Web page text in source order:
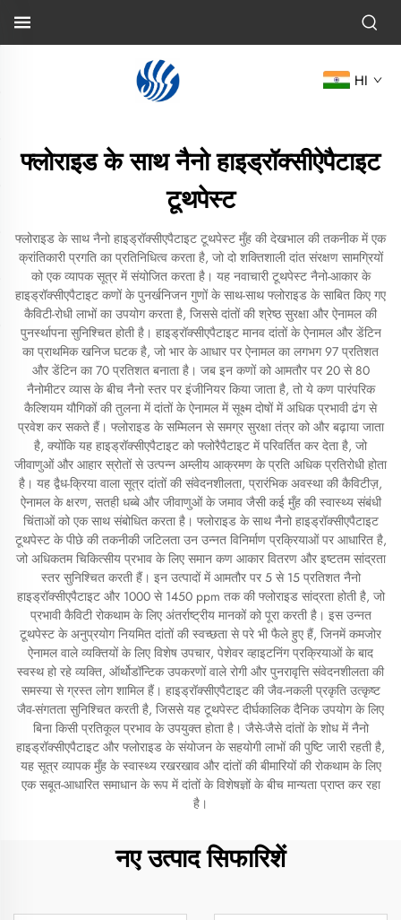
HI
फ्लोराइड के साथ नैनो हाइड्रॉक्सीऐपैटाइट
टूथपेस्ट
फ्लोराइड के साथ नैनो हाइड्रॉक्सीएपैटाइट टूथपेस्ट मुँह की देखभाल की तकनीक में एक
क्रांतिकारी प्रगति का प्रतिनिधित्व करता है, जो दो शक्तिशाली दांत संरक्षण सामग्रियों
को एक व्यापक सूत्र में संयोजित करता है। यह नवाचारी टूथपेस्ट नैनो-आकार के
हाइड्रॉक्सीएपैटाइट कणों के पुनर्खनिजन गुणों के साथ-साथ फ्लोराइड के साबित किए गए
कैविटी-रोधी लाभों का उपयोग करता है, जिससे दांतों की श्रेष्ठ सुरक्षा और ऐनामल की
पुनर्स्थापना सुनिश्चित होती है। हाइड्रॉक्सीएपैटाइट मानव दांतों के ऐनामल और डेंटिन
का प्राथमिक खनिज घटक है, जो भार के आधार पर ऐनामल का लगभग 97 प्रतिशत
और डेंटिन का 70 प्रतिशत बनाता है। जब इन कणों को आमतौर पर 20 से 80
नैनोमीटर व्यास के बीच नैनो स्तर पर इंजीनियर किया जाता है, तो ये कण पारंपरिक
कैल्शियम यौगिकों की तुलना में दांतों के ऐनामल में सूक्ष्म दोषों में अधिक प्रभावी ढंग से
प्रवेश कर सकते हैं। फ्लोराइड के सम्मिलन से समग्र सुरक्षा तंत्र को और बढ़ाया जाता
है, क्योंकि यह हाइड्रॉक्सीएपैटाइट को फ्लोरैपैटाइट में परिवर्तित कर देता है, जो
जीवाणुओं और आहार स्रोतों से उत्पन्न अम्लीय आक्रमण के प्रति अधिक प्रतिरोधी होता
है। यह द्वैध-क्रिया वाला सूत्र दांतों की संवेदनशीलता, प्रारंभिक अवस्था की कैविटीज़,
ऐनामल के क्षरण, सतही धब्बे और जीवाणुओं के जमाव जैसी कई मुँह की स्वास्थ्य संबंधी
चिंताओं को एक साथ संबोधित करता है। फ्लोराइड के साथ नैनो हाइड्रॉक्सीएपैटाइट
टूथपेस्ट के पीछे की तकनीकी जटिलता उन उन्नत विनिर्माण प्रक्रियाओं पर आधारित है,
जो अधिकतम चिकित्सीय प्रभाव के लिए समान कण आकार वितरण और इष्टतम सांद्रता
स्तर सुनिश्चित करती हैं। इन उत्पादों में आमतौर पर 5 से 15 प्रतिशत नैनो
हाइड्रॉक्सीएपैटाइट और 1000 से 1450 ppm तक की फ्लोराइड सांद्रता होती है, जो
प्रभावी कैविटी रोकथाम के लिए अंतर्राष्ट्रीय मानकों को पूरा करती है। इस उन्नत
टूथपेस्ट के अनुप्रयोग नियमित दांतों की स्वच्छता से परे भी फैले हुए हैं, जिनमें कमजोर
ऐनामल वाले व्यक्तियों के लिए विशेष उपचार, पेशेवर व्हाइटनिंग प्रक्रियाओं के बाद
स्वस्थ हो रहे व्यक्ति, ऑर्थोडॉन्टिक उपकरणों वाले रोगी और पुनरावृत्ति संवेदनशीलता की
समस्या से ग्रस्त लोग शामिल हैं। हाइड्रॉक्सीएपैटाइट की जैव-नकली प्रकृति उत्कृष्ट
जैव-संगतता सुनिश्चित करती है, जिससे यह टूथपेस्ट दीर्घकालिक दैनिक उपयोग के लिए
बिना किसी प्रतिकूल प्रभाव के उपयुक्त होता है। जैसे-जैसे दांतों के शोध में नैनो
हाइड्रॉक्सीएपैटाइट और फ्लोराइड के संयोजन के सहयोगी लाभों की पुष्टि जारी रहती है,
यह सूत्र व्यापक मुँह के स्वास्थ्य रखरखाव और दांतों की बीमारियों की रोकथाम के लिए
एक सबूत-आधारित समाधान के रूप में दांतों के विशेषज्ञों के बीच मान्यता प्राप्त कर रहा
है।
नए उत्पाद सिफारिशें